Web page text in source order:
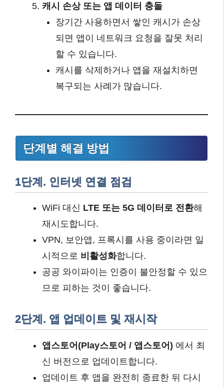
캐시 손상 또는 앱 데이터 충돌
장기간 사용하면서 쌓인 캐시가 손상
되면 앱이 네트워크 요청을 잘못 처리
할 수 있습니다.
캐시를 삭제하거나 앱을 재설치하면
복구되는 사례가 많습니다.
단계별 해결 방법
1단계. 인터넷 연결 점검
WiFi 대신 LTE 또는 5G 데이터로 전환해
재시도합니다.
VPN, 보안앱, 프록시를 사용 중이라면 일
시적으로 비활성화합니다.
공공 와이파이는 인증이 불안정할 수 있으
므로 피하는 것이 좋습니다.
2단계. 앱 업데이트 및 재시작
앱스토어(Play스토어 / 앱스토어) 에서 최
신 버전으로 업데이트합니다.
업데이트 후 앱을 완전히 종료한 뒤 다시